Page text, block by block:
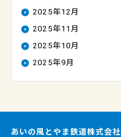
2025年12月
2025年11月
2025年10月
2025年9月
あいの風とやま鉄道株式会社